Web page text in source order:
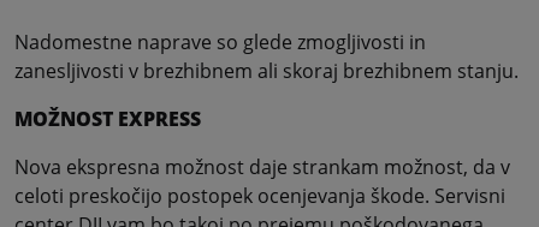
Nadomestne naprave so glede zmogljivosti in
zanesljivosti v brezhibnem ali skoraj brezhibnem stanju.
MOŽNOST EXPRESS
Nova ekspresna možnost daje strankam možnost, da v
celoti preskočijo postopek ocenjevanja škode. Servisni